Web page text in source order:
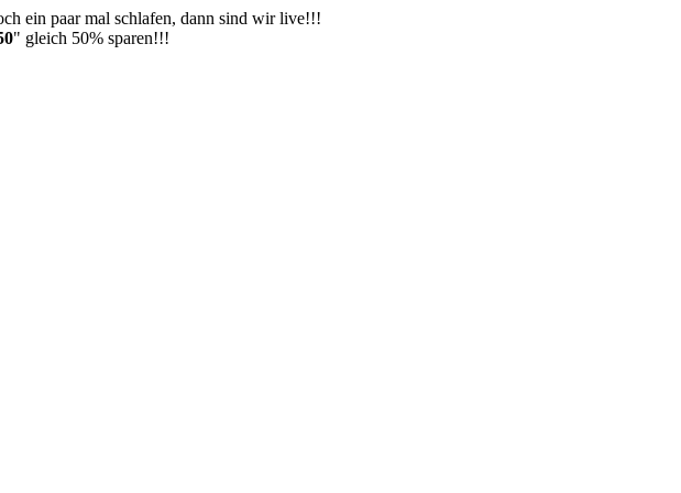
ein paar mal schlafen, dann sind wir live!!!
" gleich 50% sparen!!!